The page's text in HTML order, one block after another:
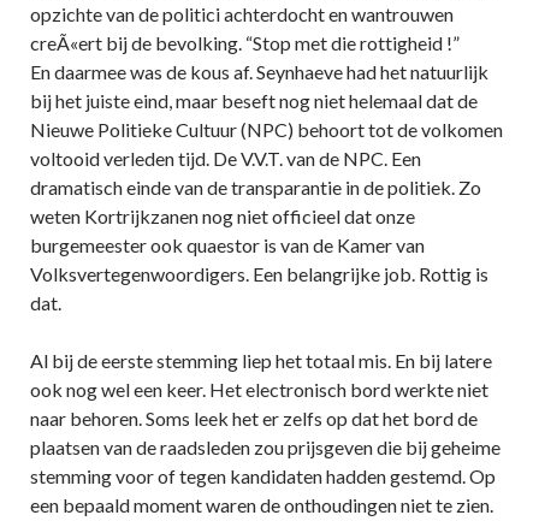
opzichte van de politici achterdocht en wantrouwen
creÃ«ert bij de bevolking. “Stop met die rottigheid !”
En daarmee was de kous af. Seynhaeve had het natuurlijk
bij het juiste eind, maar beseft nog niet helemaal dat de
Nieuwe Politieke Cultuur (NPC) behoort tot de volkomen
voltooid verleden tijd. De V.V.T. van de NPC. Een
dramatisch einde van de transparantie in de politiek. Zo
weten Kortrijkzanen nog niet officieel dat onze
burgemeester ook quaestor is van de Kamer van
Volksvertegenwoordigers. Een belangrijke job. Rottig is
dat.
Al bij de eerste stemming liep het totaal mis. En bij latere
ook nog wel een keer. Het electronisch bord werkte niet
naar behoren. Soms leek het er zelfs op dat het bord de
plaatsen van de raadsleden zou prijsgeven die bij geheime
stemming voor of tegen kandidaten hadden gestemd. Op
een bepaald moment waren de onthoudingen niet te zien.